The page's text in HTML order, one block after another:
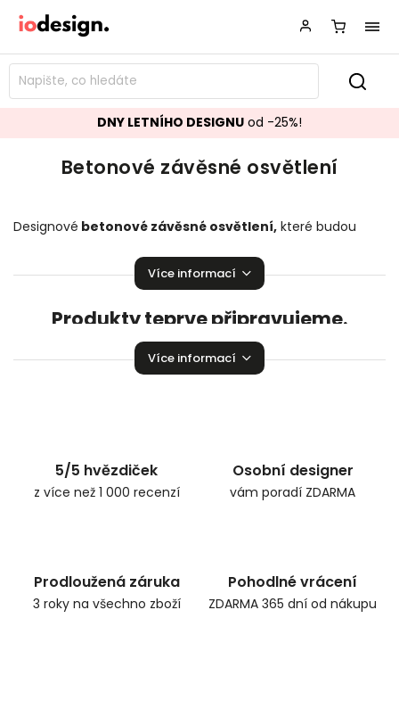
DNY LETNÍHO DESIGNU od -25%!
Betonové závěsné osvětlení
Designové betonové závěsné osvětlení, které budou
úroveň Vaší domácnosti.
Více informací
Produkty teprve připravujeme.
Můžete se ale podívat na ostatní kategorie.
Více informací
5/5 hvězdiček
z více než 1 000 recenzí
Osobní designer
vám poradí ZDARMA
Prodloužená záruka
3 roky na všechno zboží
Pohodlné vrácení
ZDARMA 365 dní od nákupu